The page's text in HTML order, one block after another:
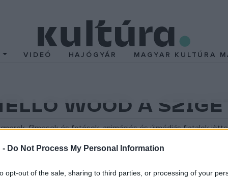
- Do Not Process My Personal Information
opt-out of the sale, sharing to third parties, or processing of your
VIDEÓ HAJÓGYÁR MAGYAR KULTÚRA
WOOD A
filmesek és fotósok, animációs és újmédiás fiatalok
és a fantázia szabadsága kellett ahhoz, hogy
alkotótábor keretében, Borsod és Heves megyei falvak